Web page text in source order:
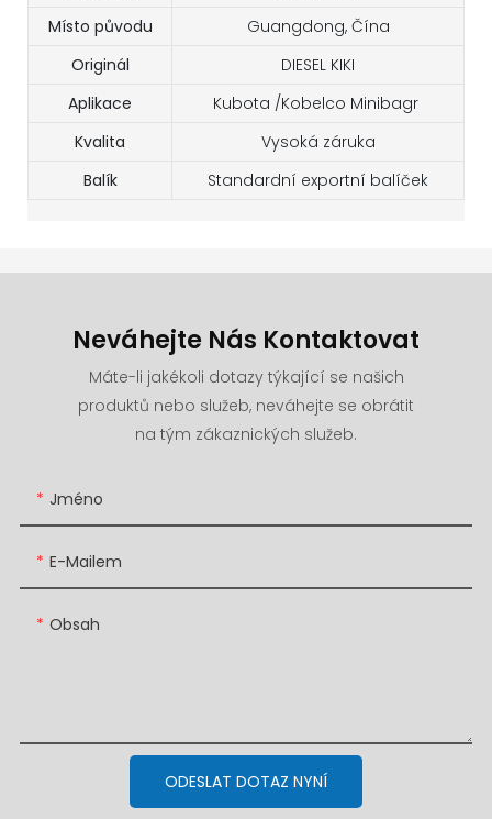
Místo původu
Guangdong, Čína
Originál
DIESEL KIKI
Aplikace
Kubota /Kobelco Minibagr
Kvalita
Vysoká záruka
Balík
Standardní exportní balíček
Neváhejte Nás Kontaktovat
Máte-li jakékoli dotazy týkající se našich
produktů nebo služeb, neváhejte se obrátit
na tým zákaznických služeb.
Jméno
E-Mailem
Obsah
ODESLAT DOTAZ NYNÍ